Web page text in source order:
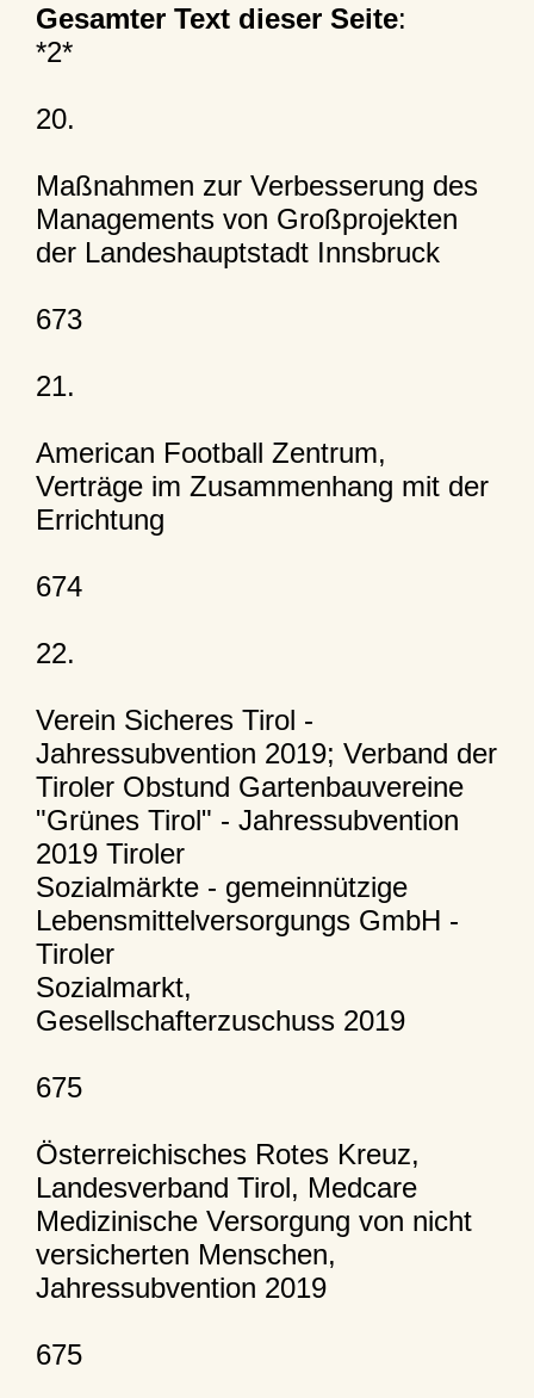
Gesamter Text dieser Seite:
*2*
20.
Maßnahmen zur Verbesserung des
Managements von Großprojekten
der Landeshauptstadt Innsbruck
673
21.
American Football Zentrum,
Verträge im Zusammenhang mit der
Errichtung
674
22.
Verein Sicheres Tirol -
Jahressubvention 2019; Verband der
Tiroler Obstund Gartenbauvereine
"Grünes Tirol" - Jahressubvention
2019 Tiroler
Sozialmärkte - gemeinnützige
Lebensmittelversorgungs GmbH -
Tiroler
Sozialmarkt,
Gesellschafterzuschuss 2019
675
Österreichisches Rotes Kreuz,
Landesverband Tirol, Medcare
Medizinische Versorgung von nicht
versicherten Menschen,
Jahressubvention 2019
675